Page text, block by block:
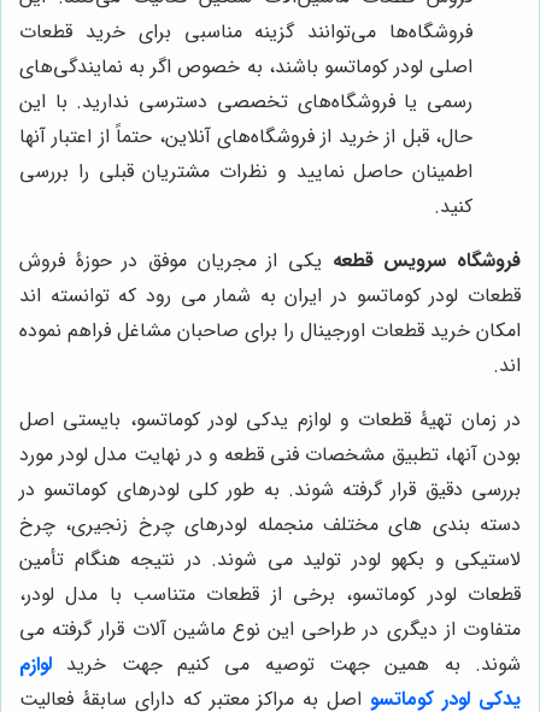
فروشگاه‌ها می‌توانند گزینه مناسبی برای خرید قطعات
اصلی لودر کوماتسو باشند، به خصوص اگر به نمایندگی‌های
رسمی یا فروشگاه‌های تخصصی دسترسی ندارید. با این
حال، قبل از خرید از فروشگاه‌های آنلاین، حتماً از اعتبار آنها
اطمینان حاصل نمایید و نظرات مشتریان قبلی را بررسی
کنید.
فروشگاه سرویس قطعه یکی از مجریان موفق در حوزۀ فروش
قطعات لودر کوماتسو در ایران به شمار می رود که توانسته اند
امکان خرید قطعات اورجینال را برای صاحبان مشاغل فراهم نموده
اند.
در زمان تهیۀ قطعات و لوازم یدکی لودر کوماتسو، بایستی اصل
بودن آنها، تطبیق مشخصات فنی قطعه و در نهایت مدل لودر مورد
بررسی دقیق قرار گرفته شوند. به طور کلی لودرهای کوماتسو در
دسته بندی های مختلف منجمله لودرهای چرخ زنجیری، چرخ
لاستیکی و بکهو لودر تولید می شوند. در نتیجه هنگام تأمین
قطعات لودر کوماتسو، برخی از قطعات متناسب با مدل لودر،
متفاوت از دیگری در طراحی این نوع ماشین آلات قرار گرفته می
شوند. به همین جهت توصیه می کنیم جهت خرید لوازم
یدکی لودر کوماتسواصل به مراکز معتبر که دارای سابقۀ فعالیت